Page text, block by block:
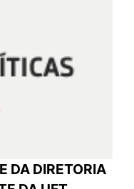
DA DIRETORIA